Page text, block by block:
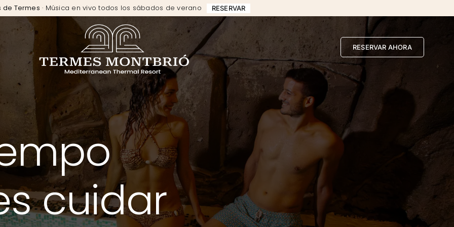
de Termes · Música en vivo todos los sábados de verano RESERVAR
RESERVAR AHORA
cuidar